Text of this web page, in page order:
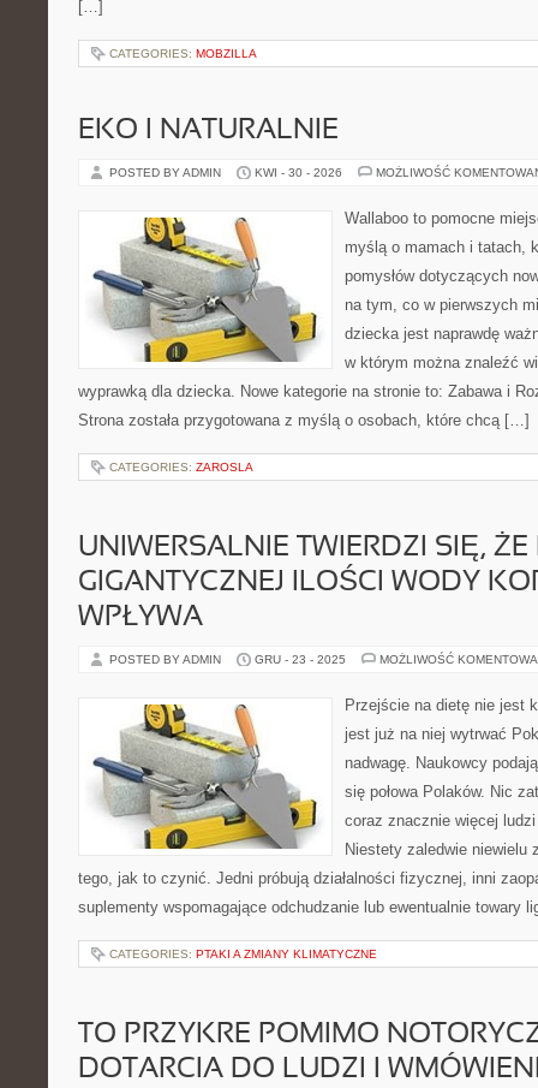
[…]
CATEGORIES: MOBZILLA
EKO I NATURALNIE
POSTED BY ADMIN KWI - 30 - 2026 MOŻLIWOŚĆ
Wallaboo to pomocne
myślą o mamach i tatach,
pomysłów dotyczących
na tym, co w pierwszych
dziecka jest naprawdę
w którym można znaleźć
wyprawką dla dziecka. Nowe kategorie na stronie to: Zabawa i
Strona została przygotowana z myślą o osobach, które chcą […]
CATEGORIES: ZAROSLA
UNIWERSALNIE TWIERDZI SIĘ, ŻE
GIGANTYCZNEJ ILOŚCI WODY
WPŁYWA
POSTED BY ADMIN GRU - 23 - 2025 MOŻLIWOŚĆ
Przejście na dietę nie jest
jest już na niej wytrwać
nadwagę. Naukowcy
się połowa Polaków. Nic
coraz znacznie więcej
Niestety zaledwie niewielu
tego, jak to czynić. Jedni próbują działalności fizycznej, inni
suplementy wspomagające odchudzanie lub ewentualnie towary
CATEGORIES: PTAKI A ZMIANY KLIMATYCZNE
TO PRZYKRE POMIMO
DOTARCIA DO LUDZI I